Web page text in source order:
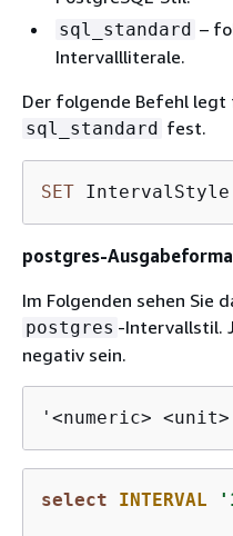
sql_standard –
Intervallliterale.
Der folgende Befehl
sql_standard fest.
SET IntervalStyle
postgres-
Im Folgenden sehen Sie
postgres -Intervallstil.
negativ sein.
'<numeric>
select INTERVAL